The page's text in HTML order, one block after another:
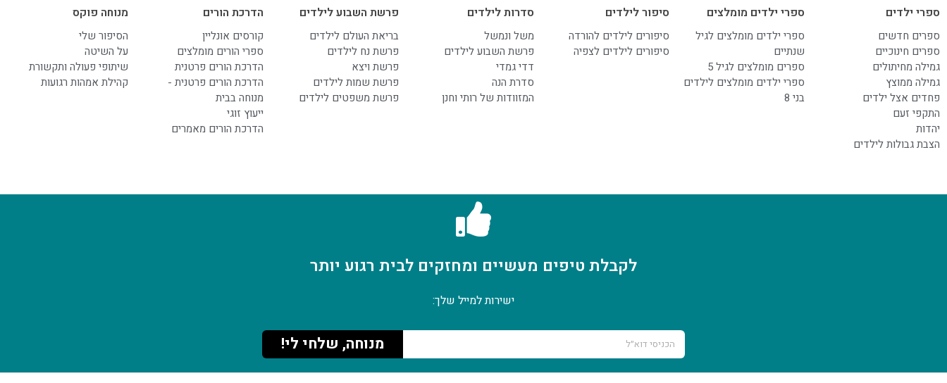
ספרי ילדים
ספרים חדשים
ספרים חינוכיים
גמילה מחיתולים
גמילה ממוצץ
פחדים אצל ילדים
התקפי זעם
יהדות
הצבת גבולות לילדים
ספרי ילדים מומלצים
ספרי ילדים מומלצים לגיל
שנתיים
ספרים מומלצים לגיל 5
ספרי ילדים מומלצים לילדים
בני 8
סיפור לילדים
סיפורים לילדים להורדה
סיפורים לילדים לצפיה
סדרות לילדים
משל ונמשל
פרשת השבוע לילדים
דדי גמדי
סדרת הנה
המזוודות של רותי וחנן
פרשת השבוע לילדים
בריאת העולם לילדים
פרשת נח לילדים
פרשת ויצא
פרשת שמות לילדים
פרשת משפטים לילדים
הדרכת הורים
קורסים אונליין
ספרי הורים מומלצים
הדרכת הורים פרטנית
הדרכת הורים פרטנית -
מנוחה בבית
ייעוץ זוגי
הדרכת הורים מאמרים
מנוחה פוקס
הסיפור שלי
על השיטה
שיתופי פעולה ותקשורת
קהילת אמהות רגועות
לקבלת טיפים מעשיים ומחזקים לבית רגוע יותר
ישירות למייל שלך:
מנוחה, שלחי לי!